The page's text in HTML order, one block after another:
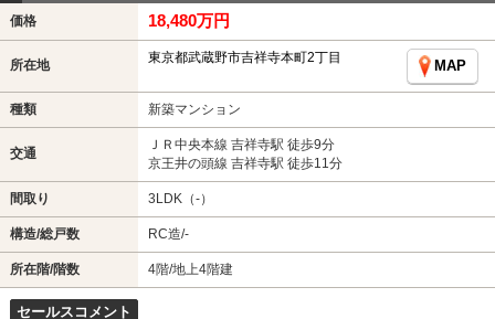
価格 18,480万円
所在地 東京都武蔵野市吉祥寺本町2丁目
MAP
種類 新築マンション
交通
ＪＲ中央本線 吉祥寺駅 徒歩9分
京王井の頭線 吉祥寺駅 徒歩11分
間取り 3LDK（-）
構造/総戸数 RC造/-
所在階/階数 4階/地上4階建
セールスコメント